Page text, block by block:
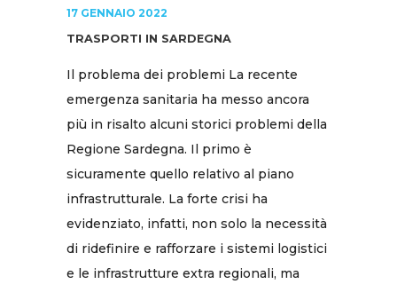
17 GENNAIO 2022
TRASPORTI IN SARDEGNA
Il problema dei problemi La recente
emergenza sanitaria ha messo ancora
più in risalto alcuni storici problemi della
Regione Sardegna. Il primo è
sicuramente quello relativo al piano
infrastrutturale. La forte crisi ha
evidenziato, infatti, non solo la necessità
di ridefinire e rafforzare i sistemi logistici
e le infrastrutture extra regionali, ma